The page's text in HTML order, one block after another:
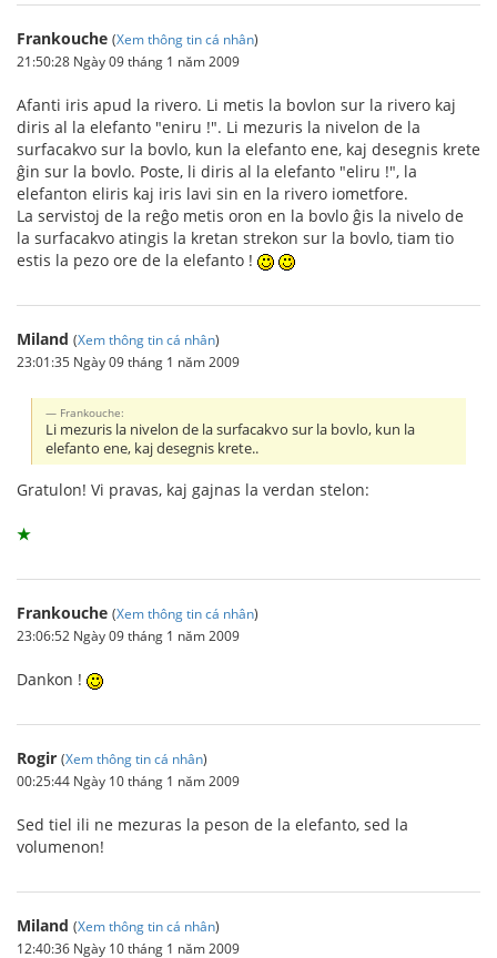
Frankouche (Xem thông tin cá nhân)
21:50:28 Ngày 09 tháng 1 năm 2009
Afanti iris apud la rivero. Li metis la bovlon sur la rivero kaj
diris al la elefanto "eniru !". Li mezuris la nivelon de la
surfacakvo sur la bovlo, kun la elefanto ene, kaj desegnis krete
ĝin sur la bovlo. Poste, li diris al la elefanto "eliru !", la
elefanton eliris kaj iris lavi sin en la rivero iometfore.
La servistoj de la reĝo metis oron en la bovlo ĝis la nivelo de
la surfacakvo atingis la kretan strekon sur la bovlo, tiam tio
estis la pezo ore de la elefanto !
Miland (Xem thông tin cá nhân)
23:01:35 Ngày 09 tháng 1 năm 2009
Frankouche:
Li mezuris la nivelon de la surfacakvo sur la bovlo, kun la
elefanto ene, kaj desegnis krete..
Gratulon! Vi pravas, kaj gajnas la verdan stelon:
★
Frankouche (Xem thông tin cá nhân)
23:06:52 Ngày 09 tháng 1 năm 2009
Dankon !
Rogir (Xem thông tin cá nhân)
00:25:44 Ngày 10 tháng 1 năm 2009
Sed tiel ili ne mezuras la peson de la elefanto, sed la
volumenon!
Miland (Xem thông tin cá nhân)
12:40:36 Ngày 10 tháng 1 năm 2009